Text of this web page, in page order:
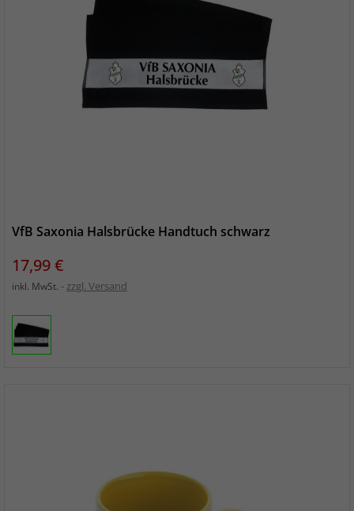
VfB Saxonia Halsbrücke Handtuch schwarz
Preis
17,99 €
inkl. MwSt. zzgl. Versand